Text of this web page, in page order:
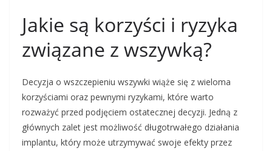
Jakie są korzyści i ryzyka
związane z wszywką?
Decyzja o wszczepieniu wszywki wiąże się z wieloma
korzyściami oraz pewnymi ryzykami, które warto
rozważyć przed podjęciem ostatecznej decyzji. Jedną z
głównych zalet jest możliwość długotrwałego działania
implantu, który może utrzymywać swoje efekty przez